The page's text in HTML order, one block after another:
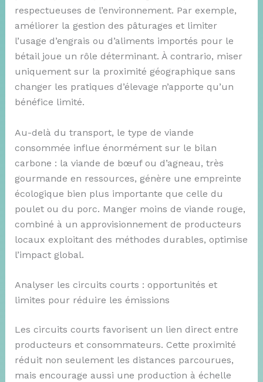
respectueuses de l’environnement. Par exemple,
améliorer la gestion des pâturages et limiter
l’usage d’engrais ou d’aliments importés pour le
bétail joue un rôle déterminant. À contrario, miser
uniquement sur la proximité géographique sans
changer les pratiques d’élevage n’apporte qu’un
bénéfice limité.
Au-delà du transport, le type de viande
consommée influe énormément sur le bilan
carbone : la viande de bœuf ou d’agneau, très
gourmande en ressources, génère une empreinte
écologique bien plus importante que celle du
poulet ou du porc. Manger moins de viande rouge,
combiné à un approvisionnement de producteurs
locaux exploitant des méthodes durables, optimise
l’impact global.
Analyser les circuits courts : opportunités et
limites pour réduire les émissions
Les circuits courts favorisent un lien direct entre
producteurs et consommateurs. Cette proximité
réduit non seulement les distances parcourues,
mais encourage aussi une production à échelle